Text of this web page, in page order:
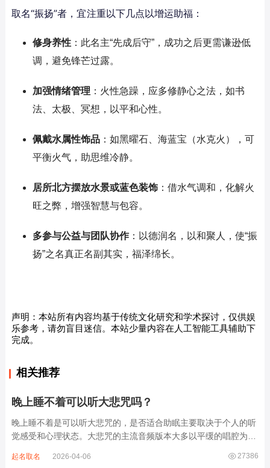
取名“振扬”者，宜注重以下几点以增运助福：
修身养性：此名主“先成后守”，成功之后更需谦逊低
调，避免锋芒过露。
加强情绪管理 ：火性急躁，应多修静心之法，如书
法、太极、冥想，以平和心性。
佩戴水属性饰品：如黑曜石、海蓝宝（水克火），可
平衡火气，助思维冷静。
居所北方摆放水景或蓝色装饰：借水气调和，化解火
旺之弊，增强智慧与包容。
多参与公益与团队协作：以德润名，以和聚人，使“振
扬”之名真正名副其实，福泽绵长。
声明：本站所有内容均基于传统文化研究和学术探讨，仅供娱
乐参考，请勿盲目迷信。本站少量内容在人工智能工具辅助下
完成。
相关推荐
晚上睡不着可以听大悲咒吗？
晚上睡不着是可以听大悲咒的，是否适合助眠主要取决于个人的听
觉感受和心理状态。大悲咒的主流音频版本大多以平缓的唱腔为
急促的鼓点，这类音频本身具备静心的基础特质。睡前思绪繁杂、
27386
起名取名 2026-04-06